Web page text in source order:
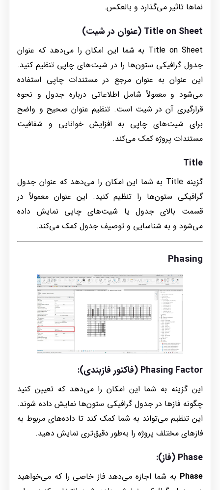
نماها تاثیر می‌گذارد و بالعکس.
Title on Sheet (عنوان در شیت)
Title on Sheet به شما این امکان را می‌دهد که عنوان
جدول گرافیکی ستون‌ها را در شیت‌های چاپی تنظیم کنید.
این عنوان به عنوان مرجع در مستندات چاپی استفاده
می‌شود و معمولاً شامل اطلاعاتی درباره جدول و نحوه
قرارگیری آن در شیت است. تنظیم عنوان صحیح و واضح
برای شیت‌های چاپی به افزایش خوانایی و شفافیت
مستندات پروژه کمک می‌کند.
Title
گزینه Title به شما این امکان را می‌دهد که عنوان جدول
گرافیکی ستون‌ها را تنظیم کنید. این عنوان معمولاً در
قسمت بالای جدول یا شیت‌های چاپی نمایش داده
می‌شود و به شناسایی و توصیف جدول کمک می‌کند.
Phasing
Phasing Factor (فاکتور فازبندی):
این گزینه به شما این امکان را می‌دهد که تعیین کنید
چگونه فازها در جدول گرافیکی ستون‌ها نمایش داده شوند.
این تنظیم می‌تواند به شما کمک کند تا داده‌های مربوط به
فازهای مختلف پروژه را به‌طور دقیق‌تری نمایش دهید.
Phase (فاز):
Phase به شما اجازه می‌دهد فاز خاصی را که می‌خواهید